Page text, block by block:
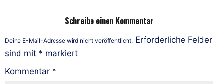
Schreibe einen Kommentar
Deine E-Mail-Adresse wird nicht veröffentlicht. Erforderliche Felder
sind mit * markiert
Kommentar *